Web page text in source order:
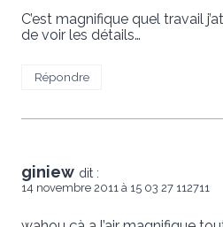
C’est magnifique quel travail
de voir les détails…
Répondre
giniew dit :
14 novembre 2011 à 15 03 27 112711